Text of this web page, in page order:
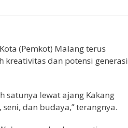
(Pemkot) Malang terus
dan potensi generasi
satunya lewat ajang Kakang
dan budaya,” terangnya.